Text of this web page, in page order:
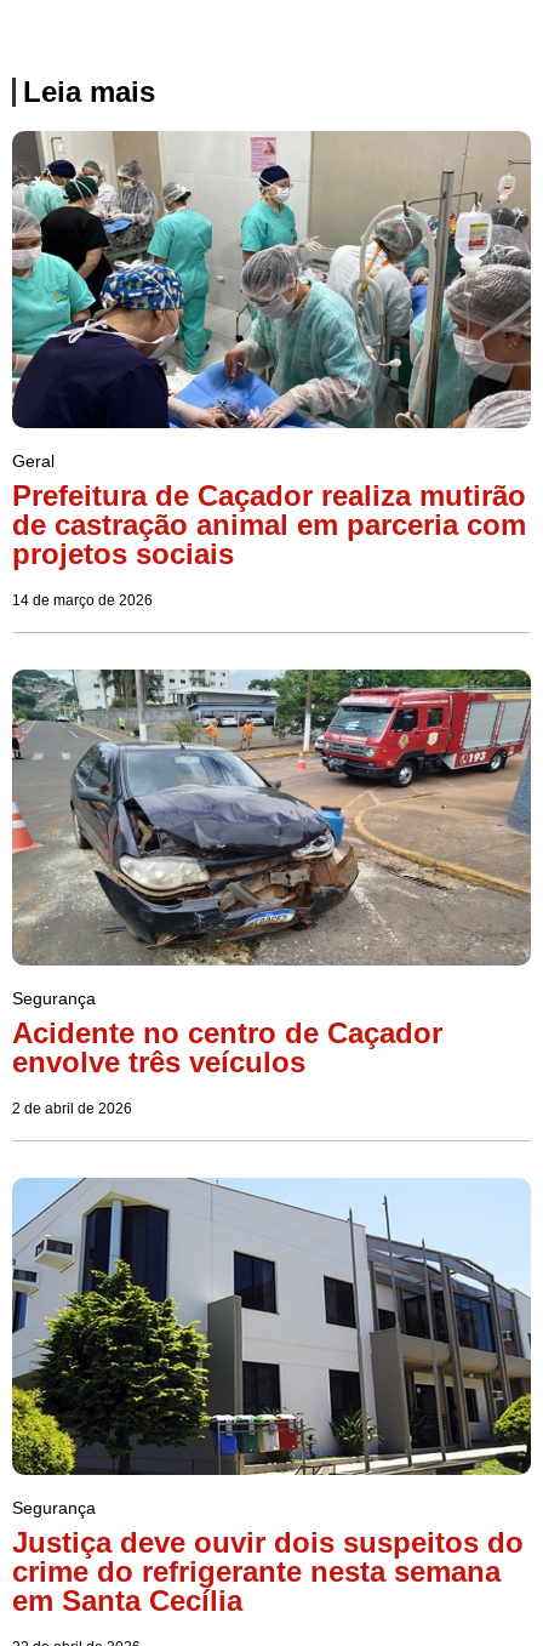
Leia mais
Geral
Prefeitura de Caçador realiza mutirão
de castração animal em parceria com
projetos sociais
14 de março de 2026
Segurança
Acidente no centro de Caçador
envolve três veículos
2 de abril de 2026
Segurança
Justiça deve ouvir dois suspeitos do
crime do refrigerante nesta semana
em Santa Cecília